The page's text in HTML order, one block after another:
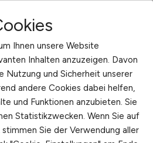
Ihnen unsere Website
Inhalten anzuzeigen. Davon
Nutzung und Sicherheit unserer
andere Cookies dabei helfen,
und Funktionen anzubieten. Sie
Statistikzwecken. Wenn Sie auf
Sie der Verwendung aller